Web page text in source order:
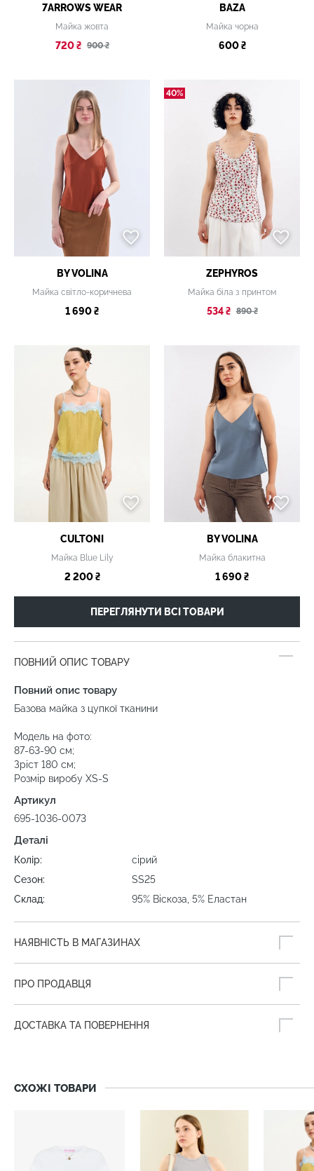
7ARROWS WEAR
Майка жовта
720 ₴ 900 ₴
BAZA
Майка чорна
600 ₴
BY VOLINA
Майка світло-коричнева
1 690 ₴
40%
ZEPHYROS
Майка біла з принтом
534 ₴ 890 ₴
CULTONI
Майка Blue Lily
2 200 ₴
BY VOLINA
Майка блакитна
1 690 ₴
ПЕРЕГЛЯНУТИ ВСІ ТОВАРИ
ПОВНИЙ ОПИС ТОВАРУ
Повний опис товару
Базова майка з цупкої тканини
Модель на фото:
87-63-90 см;
Зріст 180 см;
Розмір виробу XS-S
Артикул
695-1036-0073
Деталі
Колір:
сірий
Сезон:
SS25
Склад:
95% Віскоза, 5% Еластан
НАЯВНІСТЬ В МАГАЗИНАХ
ПРО ПРОДАВЦЯ
ДОСТАВКА ТА ПОВЕРНЕННЯ
СХОЖІ ТОВАРИ